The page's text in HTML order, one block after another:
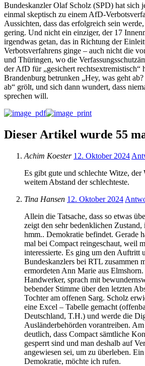
Bundeskanzler Olaf Scholz (SPD) hat sich
einmal skeptisch zu einem AfD-
Aussichten, dass das erfolgreich sein
gering. Und nicht ein einziger, der 17
irgendwas getan, das in Richtung der
Verbotsverfahrens ginge – auch nicht die
und Thüringen, wo die
der AfD für „gesichert rechtsextremistisch“
Brandenburg betrunken „Hey, was geht
ab“ grölt, und sich dann wundert, dass
sprechen will.
Dieser Artikel wurde 55
Achim Koester 12. Oktober 2024
Es gibt gute und schlechte Witze,
weitem Abstand der schlechteste.
Tina Hansen 12. Oktober 2024
Allein die Tatsache, dass so etwas
zeigt den sehr bedenklichen
hmm.. Demokratie befindet. Gerade
mal bei Compact reingeschaut, weil
interessierte. Es ging um den Auftritt
Bundeskanzlers bei RTL zusammen
ermordeten Ann Marie aus
Handwerker, sprach mit
bebender Stimme über den letzten
Tochter am offenen Sarg. Scholz
eine Excel – Tabelle gemacht
Deutschland, T.H.) und werde die
Ausländerbehörden vorantreiben.
deutlich, dass Compact sämtliche
gesperrt sind und man deshalb auf
angewiesen sei, um zu überleben.
Demokratie, möchte ich rufen.